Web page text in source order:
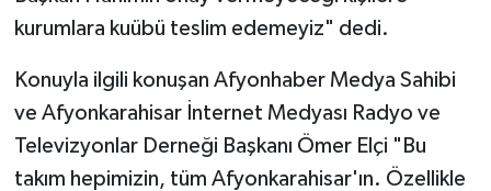
kurumlara kuübü teslim edemeyiz" dedi.
Konuyla ilgili konuşan Afyonhaber Medya Sahibi
ve Afyonkarahisar İnternet Medyası Radyo ve
Televizyonlar Derneği Başkanı Ömer Elçi "Bu
takım hepimizin, tüm Afyonkarahisar'ın. Özellikle